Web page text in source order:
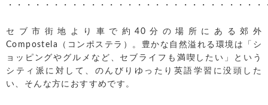
・・・・・・・・・・・・・・・・・・・・・・・・・・・・
セブ市街地より車で約40分の場所にある郊外
Compostela（コンポステラ）。豊かな自然溢れる環境は「シ
ョッピングやグルメなど、セブライフも満喫したい」という
シティ派に対して、のんびりゆったり英語学習に没頭した
い、そんな方におすすめです。